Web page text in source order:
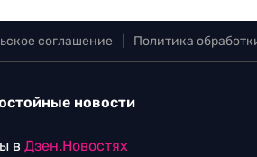
соглашение Политика
новости
в Дзен.Новостях